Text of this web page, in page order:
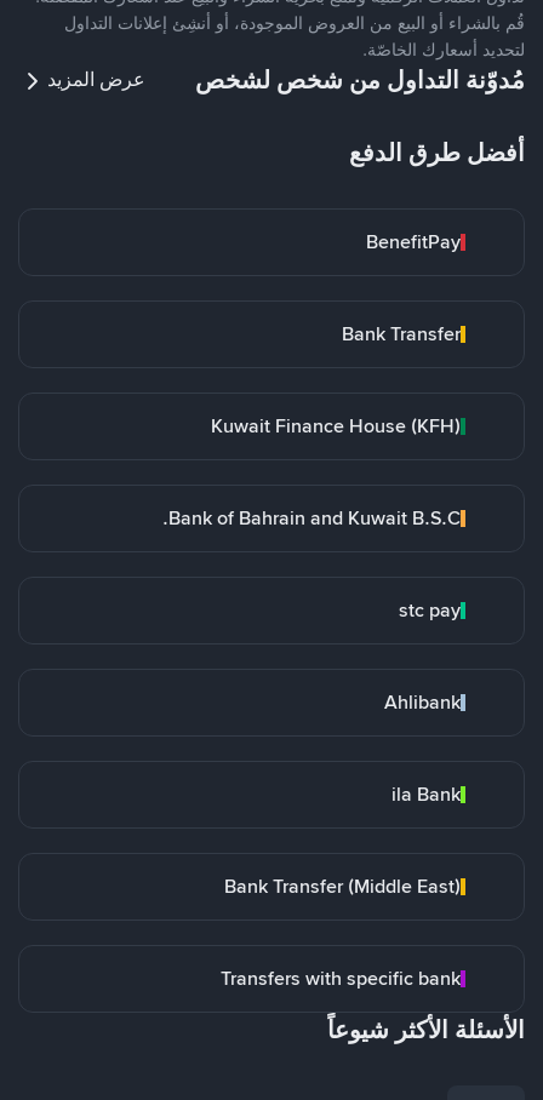
قُم بالشراء أو البيع من العروض الموجودة، أو أنشِئ إعلانات التداول
لتحديد أسعارك الخاصّة.
مُدوّنة التداول من شخص لشخص عرض المزيد
أفضل طرق الدفع
BenefitPay
Bank Transfer
Kuwait Finance House (KFH)
Bank of Bahrain and Kuwait B.S.C.
stc pay
Ahlibank
ila Bank
Bank Transfer (Middle East)
Transfers with specific bank
الأسئلة الأكثر شيوعاً